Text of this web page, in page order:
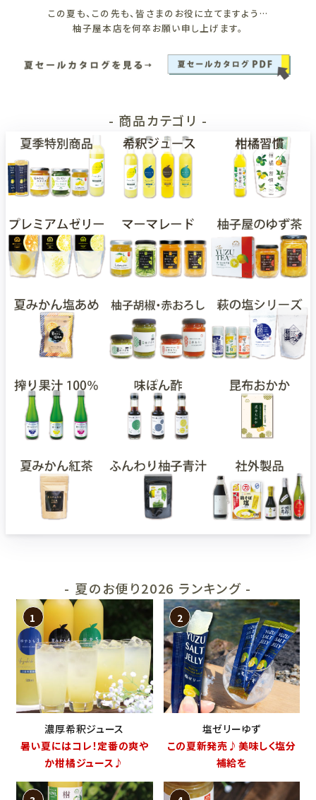
この夏も、この先も、皆さまのお役に立てますよう…
柚子屋本店を何卒お願い申し上げます。
- 商品カテゴリ -
- 夏のお便り2026 ランキング -
濃厚希釈ジュース
暑い夏にはコレ！定番の爽や
か柑橘ジュース♪
塩ゼリーゆず
この夏新発売♪美味しく塩分
補給を